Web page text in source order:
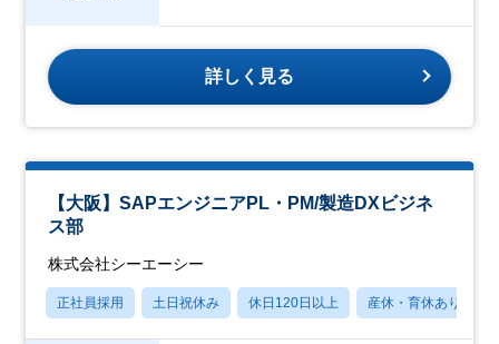
詳しく見る
【大阪】SAPエンジニアPL・PM/製造DXビジネ
ス部
株式会社シーエーシー
正社員採用 土日祝休み 休日120日以上 産休・育休あり